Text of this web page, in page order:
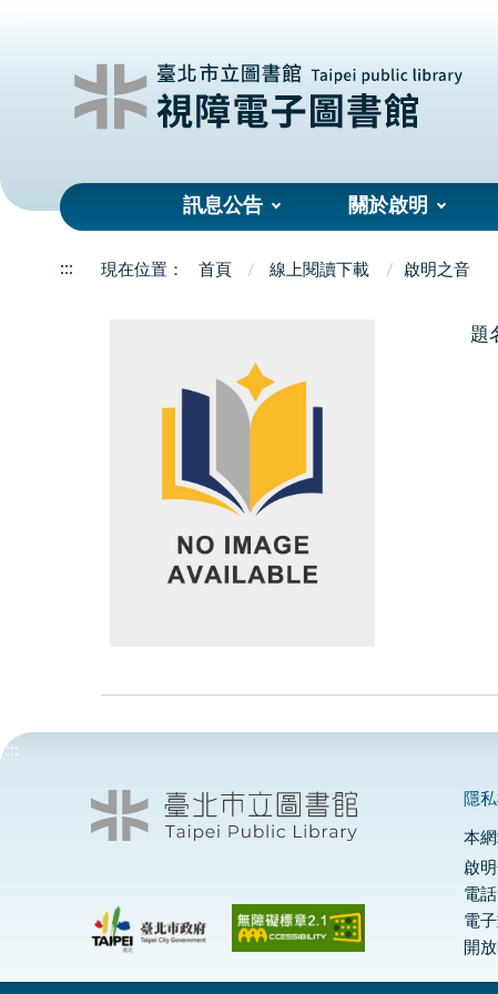
訊息公告 關於啟明
::: 首頁 線上閱讀下載 啟明之音
題
:::
隱
本
啟
電
電
開